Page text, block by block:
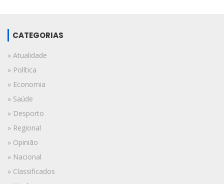
CATEGORIAS
» Atualidade
» Política
» Economia
» Saúde
» Desporto
» Regional
» Opinião
» Nacional
» Classificados